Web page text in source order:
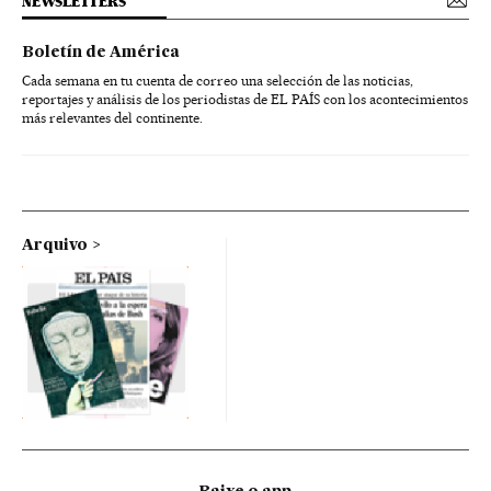
Boletín de América
Cada semana en tu cuenta de correo una selección de las noticias,
reportajes y análisis de los periodistas de EL PAÍS con los acontecimientos
más relevantes del continente.
Arquivo